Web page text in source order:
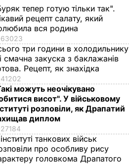
тепер готую тільки так".
рецепт салату, який
вся родина
63023
три години в холодильнику
смачна закуска з баклажанів
Рецепт, як знахідка
41202
можуть неочікувано
висот". У військовому
розповіли, як Драпатий
диплом
27184
танкових військ
про особливу рису
головкома Драпатого